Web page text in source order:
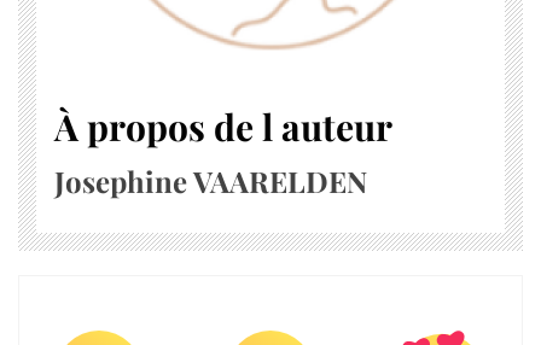
À propos de l auteur
Josephine VAARELDEN